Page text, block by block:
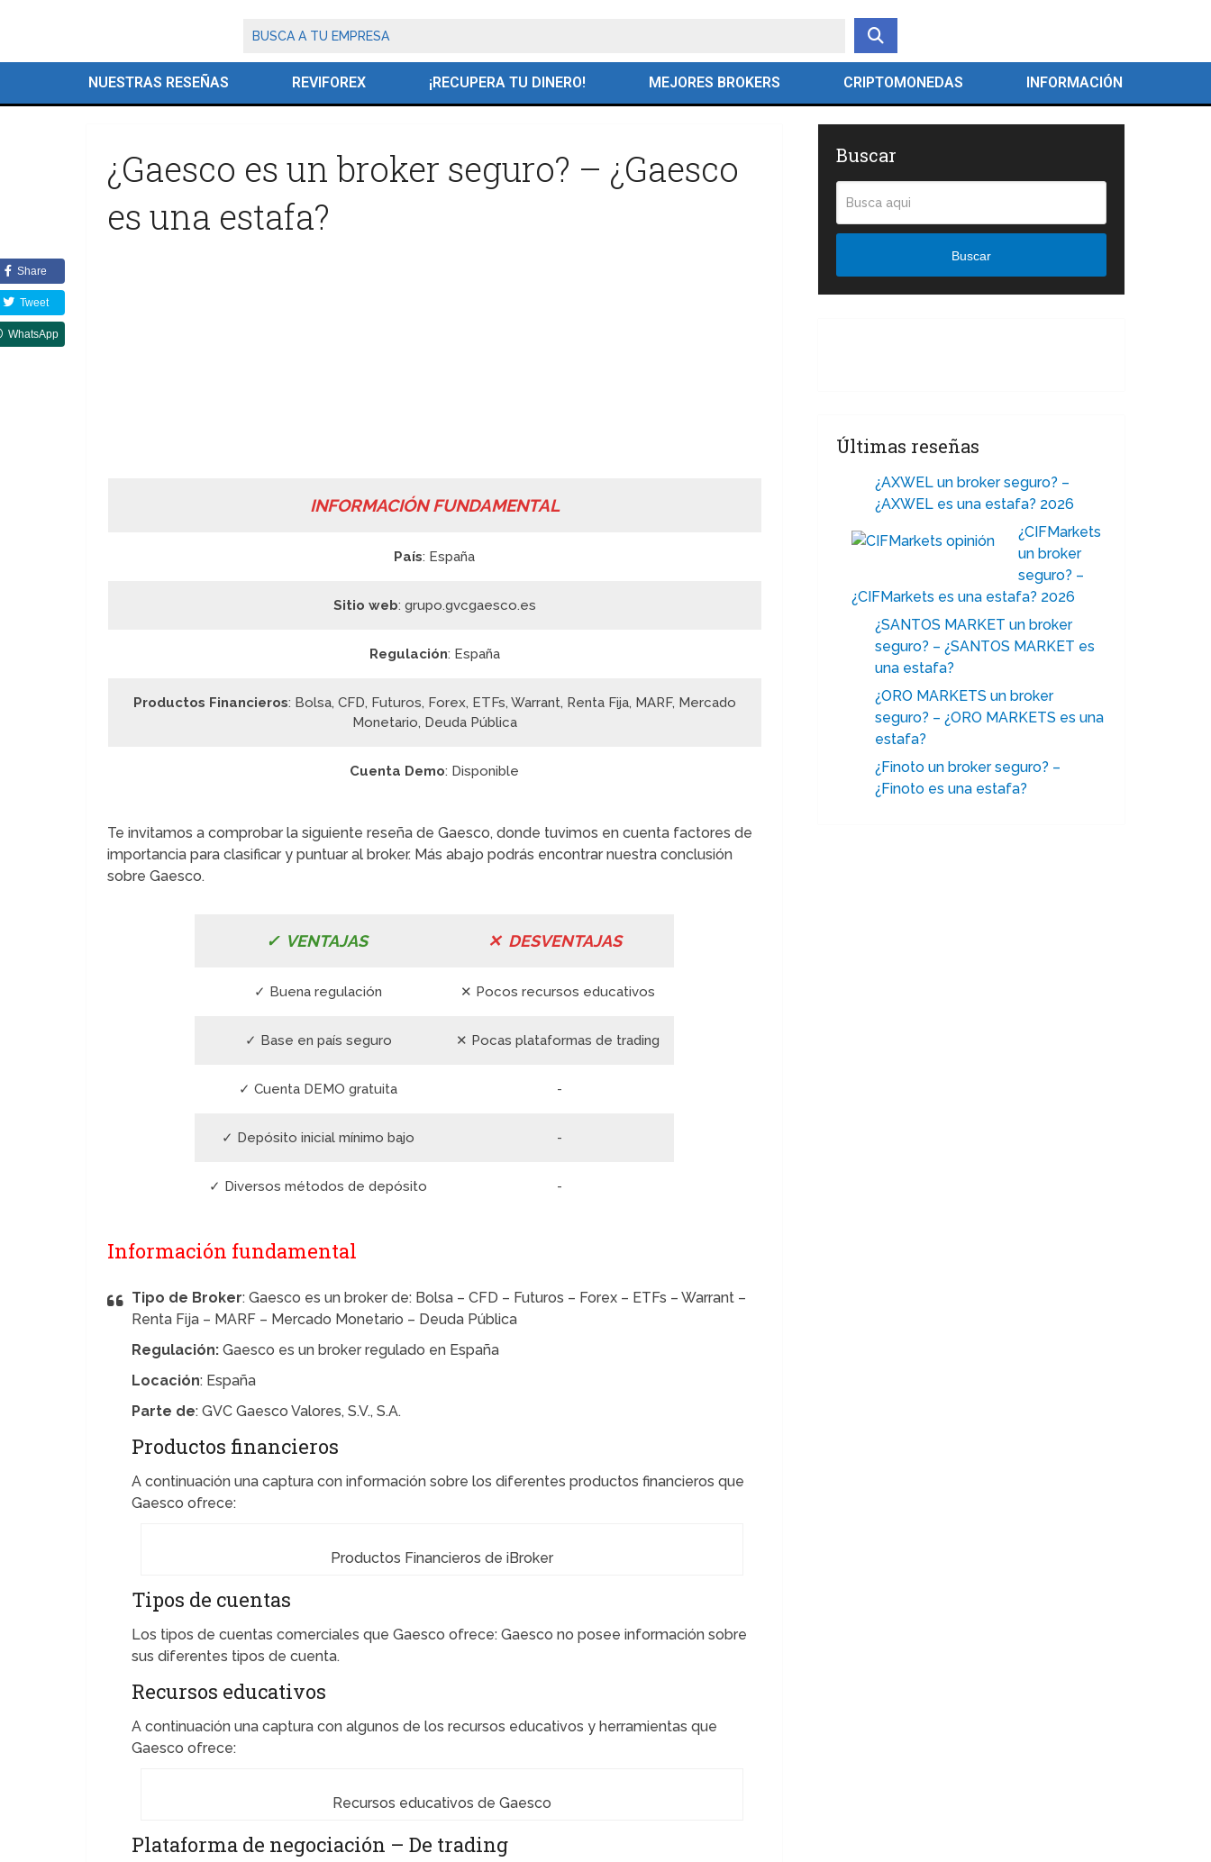
NUESTRAS RESEÑAS REVIFOREX ¡RECUPERA TU DINERO! MEJORES BROKERS CRIPTOMONEDAS INFORMACIÓN
¿Gaesco es un broker seguro? – ¿Gaesco
es una estafa?
INFORMACIÓN FUNDAMENTAL
País: España
Sitio web: grupo.gvcgaesco.es
Regulación: España
Productos Financieros: Bolsa, CFD, Futuros, Forex, ETFs, Warrant, Renta Fija, MARF, Mercado
Monetario, Deuda Pública
Cuenta Demo: Disponible
Te invitamos a comprobar la siguiente reseña de Gaesco, donde tuvimos en cuenta factores de
importancia para clasificar y puntuar al broker. Más abajo podrás encontrar nuestra conclusión
sobre Gaesco.
✓ VENTAJAS ✕ DESVENTAJAS
✓ Buena regulación ✕ Pocos recursos educativos
✓ Base en país seguro ✕ Pocas plataformas de trading
✓ Cuenta DEMO gratuita -
✓ Depósito inicial mínimo bajo -
✓ Diversos métodos de depósito -
Información fundamental
Tipo de Broker: Gaesco es un broker de: Bolsa – CFD – Futuros – Forex – ETFs – Warrant –
Renta Fija – MARF – Mercado Monetario – Deuda Pública
Regulación: Gaesco es un broker regulado en España
Locación: España
Parte de: GVC Gaesco Valores, S.V., S.A.
Productos financieros
A continuación una captura con información sobre los diferentes productos financieros que
Gaesco ofrece:
Productos Financieros de iBroker
Tipos de cuentas
Los tipos de cuentas comerciales que Gaesco ofrece: Gaesco no posee información sobre
sus diferentes tipos de cuenta.
Recursos educativos
A continuación una captura con algunos de los recursos educativos y herramientas que
Gaesco ofrece:
Recursos educativos de Gaesco
Plataforma de negociación – De trading
Share
Tweet
WhatsApp
Buscar
Buscar
Últimas reseñas
¿AXWEL un broker seguro? –
¿AXWEL es una estafa? 2026
¿CIFMarkets
un broker
seguro? –
¿CIFMarkets es una estafa? 2026
¿SANTOS MARKET un broker
seguro? – ¿SANTOS MARKET es
una estafa?
¿ORO MARKETS un broker
seguro? – ¿ORO MARKETS es una
estafa?
¿Finoto un broker seguro? –
¿Finoto es una estafa?